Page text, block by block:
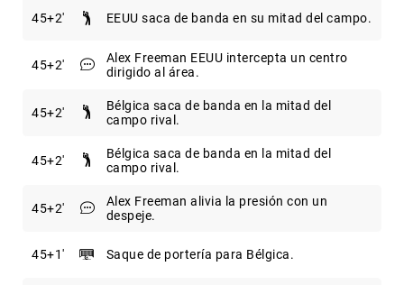
45+2 EEUU saca de banda en su mitad del campo.
45+2
Alex Freeman EEUU intercepta un centro
dirigido al área.
45+2
Bélgica saca de banda en la mitad del
campo rival.
45+2
Bélgica saca de banda en la mitad del
campo rival.
45+2
Alex Freeman alivia la presión con un
despeje.
45+1 Saque de portería para Bélgica.